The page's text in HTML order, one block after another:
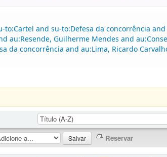
and su-to:Defesa da concorrência
au:Resende, Guilherme Mendes and
da concorrência and au:Lima, Ricardo